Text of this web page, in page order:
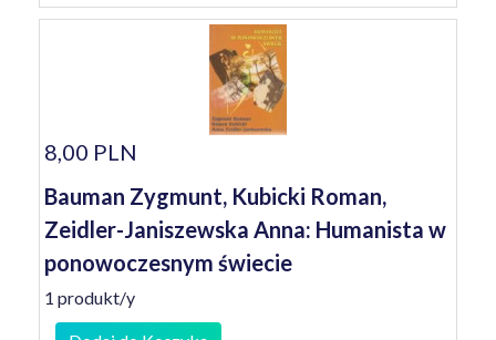
8,00 PLN
Bauman Zygmunt, Kubicki Roman,
Zeidler-Janiszewska Anna: Humanista w
ponowoczesnym świecie
1 produkt/y